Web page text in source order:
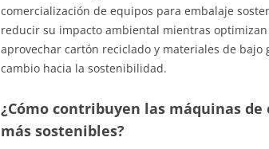
comercialización de equipos para embalaje
reducir su impacto ambiental mientras optimizan
aprovechar cartón reciclado y materiales de bajo
cambio hacia la sostenibilidad.
¿Cómo contribuyen las máquinas
más sostenibles?